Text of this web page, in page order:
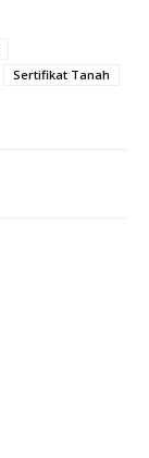
Sertifikat Tanah